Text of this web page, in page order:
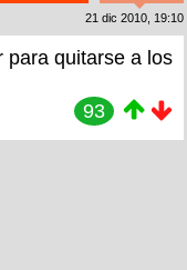
21 dic 2010, 19:10
para quitarse a los
93